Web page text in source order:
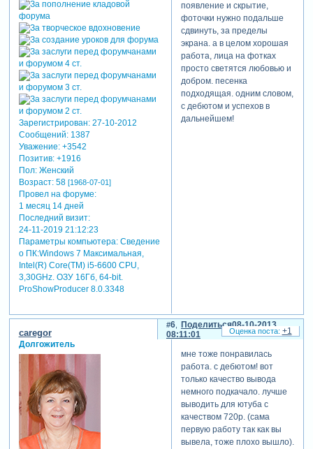
Зарегистрирован: 27-10-2012
Сообщений:1387
Уважение: +3542
Позитив: +1916
Пол:Женский
Возраст:58 [1968-07-01]
Провел на форуме:
1 месяц 14 дней
Последний визит:
24-11-2019 21:12:23
Параметры компьютера:Сведение
о ПК:Windows 7 Максимальная,
Intel(R) Core(TM) i5-6600 CPU,
3,30GHz. ОЗУ 16Гб, 64-bit.
ProShowProducer 8.0.3348
появление и скрытие,
фоточки нужно подальше
сдвинуть, за пределы
экрана. а в целом хорошая
работа, лица на фотках
просто светятся любовью и
добром. песенка
подходящая. одним словом,
с дебютом и успехов в
дальнейшем!
Поделиться
6
08-10-2013
08:11:01
caregor
Долгожитель
мне тоже понравилась
работа. с дебютом! вот
только качество вывода
немного подкачало. лучше
выводить для ютуба с
качеством 720р. (сама
первую работу так как вы
вывела, тоже плохо вышло).
+1